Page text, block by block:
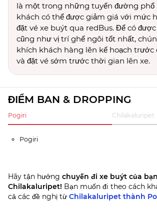
là một trong những tuyến đường phổ
khách có thể được giảm giá với mức
đặt vé xe buýt qua redBus. Để có
cũng như vị trí ghế ngôi tốt nhất,
khích khách hàng lên kế hoạch trước
và đặt vé sớm trước thời gian lên xe.
ĐIỂM BAN & DROPPING
Pogiri Chilakaluripet
Pogiri
Hãy tận hưởng chuyến đi xe buýt của
Chilakaluripet! Bạn muốn đi theo cách
cả các đề nghị từ Chilakaluripet thành